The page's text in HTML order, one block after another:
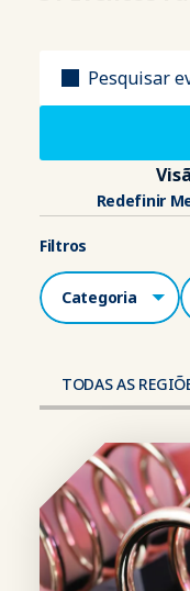
Redefinir
Filtros
Categorias
TODAS AS